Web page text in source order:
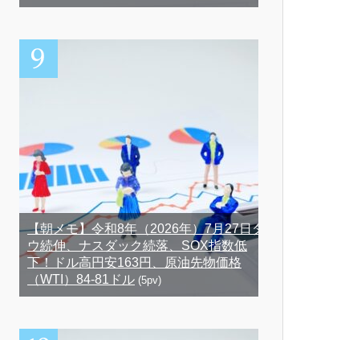
【朝メモ】令和8年（2026年）7月27日ダ
ウ続伸、ナスダック続落、SOX指数低
下！ドル高円安163円、原油先物価格
（WTI）84-81ドル (5pv)